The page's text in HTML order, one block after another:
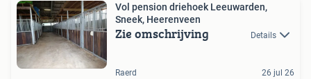
Vol pension driehoek Leeuwarden,
Sneek, Heerenveen
Zie omschrijving Details
Raerd 26 jul 26